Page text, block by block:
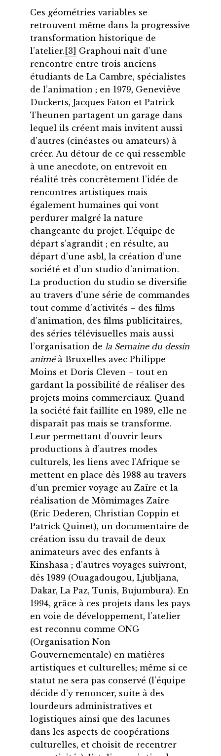
Ces géométries variables se
retrouvent même dans la progressive
transformation historique de
l’atelier. [3] Graphoui naît d’une
rencontre entre trois anciens
étudiants de La Cambre, spécialistes
de l’animation ; en 1979, Geneviève
Duckerts, Jacques Faton et Patrick
Theunen partagent un garage dans
lequel ils créent mais invitent aussi
d’autres (cinéastes ou amateurs) à
créer. Au détour de ce qui ressemble
à une anecdote, on entrevoit en
réalité très concrètement l’idée de
rencontres artistiques mais
également humaines qui vont
perdurer malgré la nature
changeante du projet. L’équipe de
départ s’agrandit ; en résulte, au
départ d’une asbl, la création d’une
société et d’un studio d’animation.
La production du studio se diversifie
au travers d’une série de commandes
tout comme d’activités – des films
d’animation, des films publicitaires,
des séries télévisuelles mais aussi
l’organisation de la Semaine du dessin
animéà Bruxelles avec Philippe
Moins et Doris Cleven – tout en
gardant la possibilité de réaliser des
projets moins commerciaux. Quand
la société fait faillite en 1989, elle ne
disparaît pas mais se transforme.
Leur permettant d’ouvrir leurs
productions à d’autres modes
culturels, les liens avec l’Afrique se
mettent en place dès 1988 au travers
d’un premier voyage au Zaïre et la
réalisation de Mômimages Zaïre
(Eric Dederen, Christian Coppin et
Patrick Quinet), un documentaire de
création issu du travail de deux
animateurs avec des enfants à
Kinshasa ; d’autres voyages suivront,
dès 1989 (Ouagadougou, Ljubljana,
Dakar, La Paz, Tunis, Bujumbura). En
1994, grâce à ces projets dans les pays
en voie de développement, l’atelier
est reconnu comme ONG
(Organisation Non
Gouvernementale) en matières
artistiques et culturelles; même si ce
statut ne sera pas conservé (l’équipe
décide d’y renoncer, suite à des
lourdeurs administratives et
logistiques ainsi que des lacunes
dans les aspects de coopérations
culturelles, et choisit de recentrer